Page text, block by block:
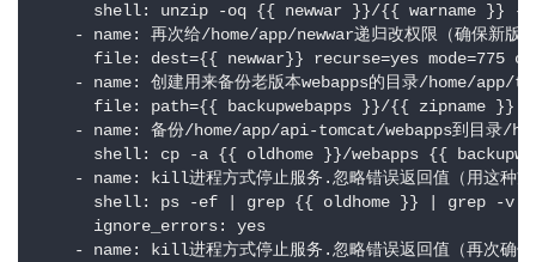
shell: unzip -oq {{ newwar }}/{{ warname }} -d
- name: 再次给/home/app/newwar递归改权限（确保新版本
file: dest={{ newwar}} recurse=yes mode=775
- name: 创建用来备份老版本webapps的目录/home/app/
file: path={{ backupwebapps }}/{{ zipname }}
- name: 备份/home/app/api-tomcat/webapps到目录/
shell: cp -a {{ oldhome }}/webapps {{
- name: kill进程方式停止服务.忽略错误返回值（用这种方
shell: ps -ef | grep {{ oldhome }} | grep -v
ignore_errors: yes
- name: kill进程方式停止服务.忽略错误返回值（再次确保